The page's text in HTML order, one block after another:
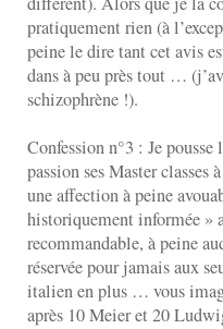
pratiquement rien (à
peine le dire tant cet avis
dans à peu près tout …
schizophrène !).
Confession n°3 : Je pousse
passion ses Master classes
une affection à peine
historiquement informée »
recommandable, à peine
réservée pour jamais aux
italien en plus … vous
après 10 Meier et 20